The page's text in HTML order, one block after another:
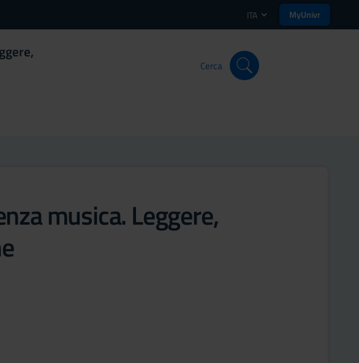
ITA MyUnivr
Cerca
musica. Leggere,